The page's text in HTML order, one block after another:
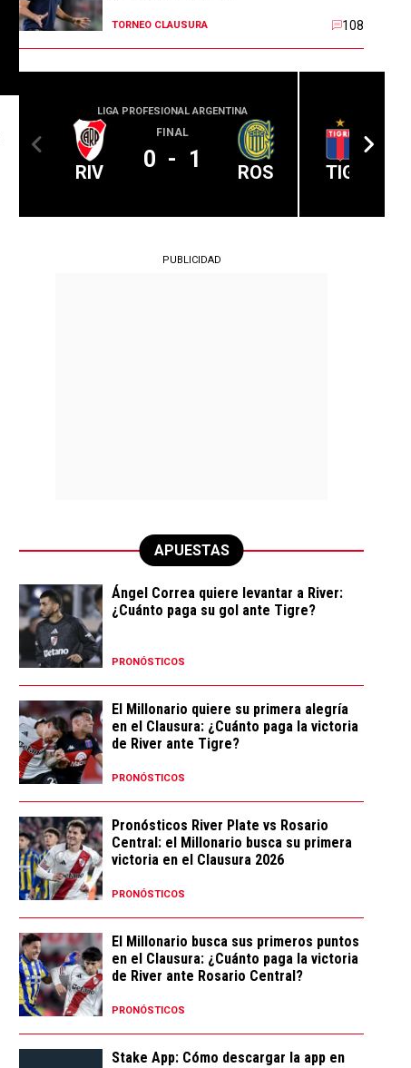
TORNEO CLAUSURA 108
LIGA PROFESIONAL ARGENTINA
RIV
FINAL
0 - 1 ROS TIG
PUBLICIDAD
APUESTAS
Ángel Correa quiere levantar a River:
¿Cuánto paga su gol ante Tigre?
PRONÓSTICOS
El Millonario quiere su primera alegría
en el Clausura: ¿Cuánto paga la victoria
de River ante Tigre?
PRONÓSTICOS
Pronósticos River Plate vs Rosario
Central: el Millonario busca su primera
victoria en el Clausura 2026
PRONÓSTICOS
El Millonario busca sus primeros puntos
en el Clausura: ¿Cuánto paga la victoria
de River ante Rosario Central?
PRONÓSTICOS
Stake App: Cómo descargar la app en